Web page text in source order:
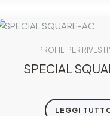
PROFILI PER
SPECIAL
LEGGI